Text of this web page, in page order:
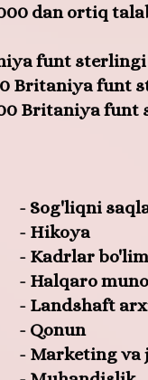
dan ortiq
funt sterlingi
funt
Britaniya funt
- Sog'liqni
- Hikoya
- Kadrlar
- Halqaro
- Landshaft
- Qonun
- Marketing va